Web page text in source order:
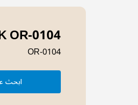
OR-0104
OR-0104
ابحث